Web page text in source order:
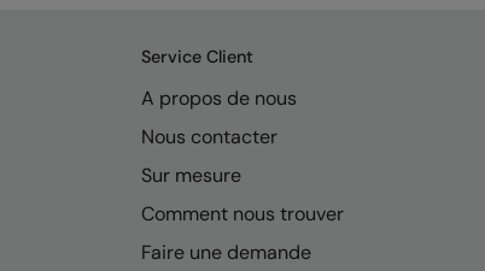
Service Client
A propos de nous
Nous contacter
Sur mesure
Comment nous trouver
Faire une demande